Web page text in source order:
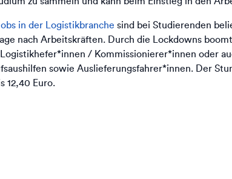
in der Logistikbranche sind bei Studierenden
nach Arbeitskräften. Durch die Lockdowns
/ Kommissionierer*innen oder
sowie Auslieferungsfahrer*innen. Der
12,40 Euro.